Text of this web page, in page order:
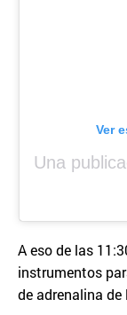
Ver
A eso de las
instrumentos
de adrenalina de